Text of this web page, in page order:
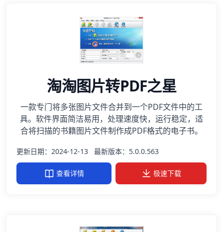
淘淘图片转PDF之星
一款专门将多张图片文件合并到一个PDF文件中的工
具。软件界面简洁易用，处理速度快，运行稳定，适
合将扫描的书籍图片文件制作成PDF格式的电子书。
更新日期：2024-12-13 最新版本：5.0.0.563
查看详情 极速下载